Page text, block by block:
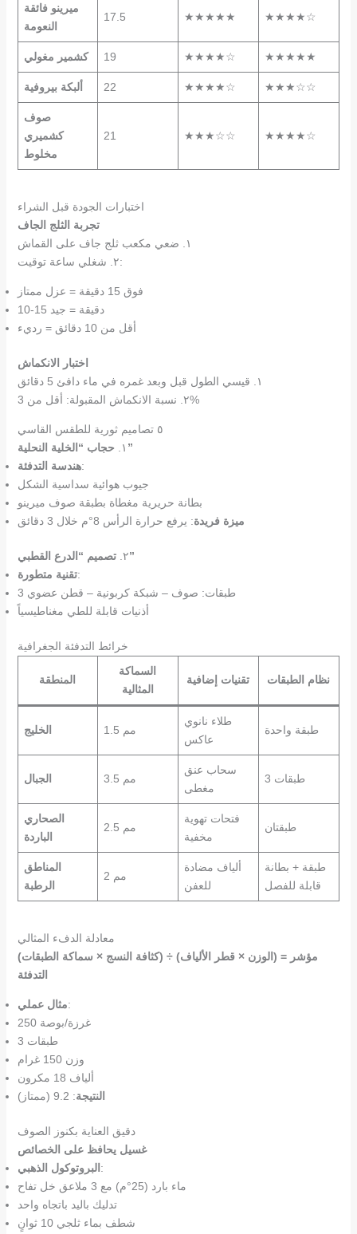
ميرينو فائقة
النعومة
17.5 ★★★★★ ★★★★☆
كشمير مغولي 19 ★★★★☆ ★★★★★
ألبكة بيروفية 22 ★★★★☆ ★★★☆☆
صوف
كشميري
مخلوط
21 ★★★☆☆ ★★★★☆
اختبارات الجودة قبل الشراء
تجربة الثلج الجاف
١. ضعي مكعب ثلج جاف على القماش
٢. شغلي ساعة توقيت:
فوق 15 دقيقة = عزل ممتاز
10-15 دقيقة = جيد
أقل من 10 دقائق = رديء
اختبار الانكماش
١. قيسي الطول قبل وبعد غمره في ماء دافئ 5 دقائق
٢. نسبة الانكماش المقبولة: أقل من 3%
٥ تصاميم ثورية للطقس القاسي
١. حجاب “الخلية النحلية”
هندسة التدفئة:
جيوب هوائية سداسية الشكل
بطانة حريرية مغطاة بطبقة صوف ميرينو
ميزة فريدة: يرفع حرارة الرأس 8°م خلال 3 دقائق
٢.تصميم “الدرع القطبي”
تقنية متطورة:
3 طبقات: صوف – شبكة كربونية – قطن عضوي
أذنيات قابلة للطي مغناطيسياً
خرائط التدفئة الجغرافية
المنطقة
السماكة
المثالية
تقنيات إضافية نظام الطبقات
الخليج 1.5 مم
طلاء نانوي
عاكس
طبقة واحدة
الجبال 3.5 مم
سحاب عنق
مغطى
3 طبقات
الصحاري
الباردة
2.5 مم
فتحات تهوية
مخفية
طبقتان
المناطق
الرطبة
2 مم
ألياف مضادة
للعفن
طبقة + بطانة
قابلة للفصل
معادلة الدفء المثالي
(كثافة النسج × سماكة الطبقات) ÷ (الوزن × قطر الألياف) = مؤشر
التدفئة
مثال عملي:
250 غرزة/بوصة
3 طبقات
وزن 150 غرام
ألياف 18 مكرون
النتيجة: 9.2 (ممتاز)
دقيق العناية بكنوز الصوف
غسيل يحافظ على الخصائص
البروتوكول الذهبي:
ماء بارد (25°م) مع 3 ملاعق خل تفاح
تدليك باليد باتجاه واحد
شطف بماء ثلجي 10 ثوانٍ